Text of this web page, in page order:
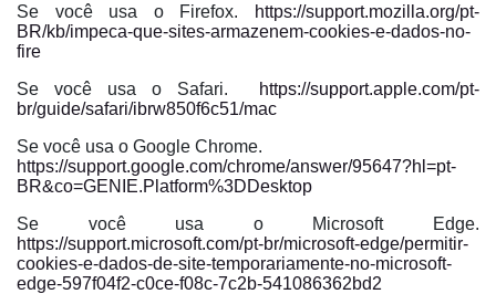
Se você usa o Firefox.
https://support.mozilla.org/pt-
BR/kb/impeca-que-sites-armazenem-cookies-e-dados-no-
fire
Se você usa o Safari.
https://support.apple.com/pt-
br/guide/safari/ibrw850f6c51/mac
Se você usa o Google Chrome.
https://support.google.com/chrome/answer/95647?hl=pt-
BR&co=GENIE.Platform%3DDesktop
Se você usa o Microsoft Edge.
https://support.microsoft.com/pt-br/microsoft-edge/permitir-
cookies-e-dados-de-site-temporariamente-no-microsoft-
edge-597f04f2-c0ce-f08c-7c2b-541086362bd2